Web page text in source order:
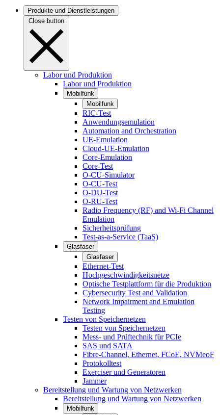
Produkte und Dienstleistungen
Close button
Labor und Produktion
Labor und Produktion
Mobilfunk
Mobilfunk
RIC-Test
Anwendungsemulation
Automation and Orchestration
UE-Emulation
Cloud-UE-Emulation
Core-Emulation
Core-Test
O-CU-Simulator
O-CU-Test
O-DU-Test
O-RU-Test
Radio Frequency (RF) and Wi-Fi Channel
Emulation
Sicherheitsprüfung
Test-as-a-Service (TaaS)
Glasfaser
Glasfaser
Ethernet-Test
Hochgeschwindigkeitsnetze
Optische Testplattform für die Produktion
Cybersecurity Test and Validation
Network Impairment and Emulation
Testing
Testen von Speichernetzen
Testen von Speichernetzen
Mess- und Prüftechnik für PCIe
SAS und SATA
Fibre-Channel, Ethernet, FCoE, NVMeoF
Protokolltest
Exerciser und Generatoren
Jammer
Bereitstellung und Wartung von Netzwerken
Bereitstellung und Wartung von Netzwerken
Mobilfunk